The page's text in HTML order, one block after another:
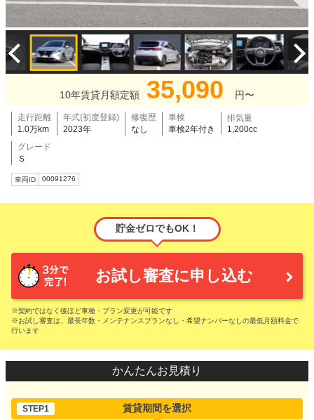
10年賃貸月額定額 35,090 円〜
走行距離
1.0万km
年式(初度登録)
2023年
修復歴
なし
車検
車検2年付き
排気量
1,200cc
グレード
Ｓ
車両ID 00091276
貯金ゼロでもOK！
お試し審査に申し込む
※契約ではなく後ほど車種・プラン変更が可能です
※お試し審査は、最長年数・メンテナンスプランなし・希望ナンバーなしの最低月額料金で
行います
かんたんお見積り
STEP1 賃貸期間を選択